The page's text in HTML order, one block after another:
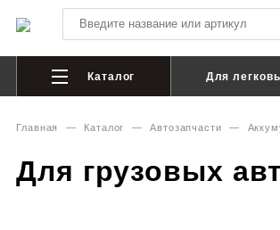
Каталог Для
Главная — Каталог — Автозапчасти —
Для грузовых